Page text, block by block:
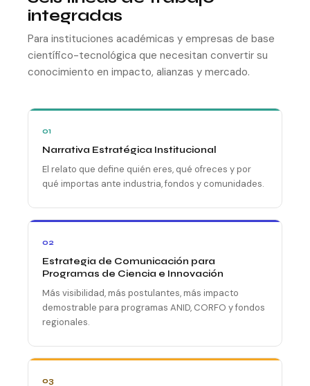
integradas
Para instituciones académicas y empresas de base
científico-tecnológica que necesitan convertir su
conocimiento en impacto, alianzas y mercado.
01
Narrativa Estratégica Institucional
El relato que define quién eres, qué ofreces y por
qué importas ante industria, fondos y comunidades.
02
Estrategia de Comunicación para
Programas de Ciencia e Innovación
Más visibilidad, más postulantes, más impacto
demostrable para programas ANID, CORFO y fondos
regionales.
03